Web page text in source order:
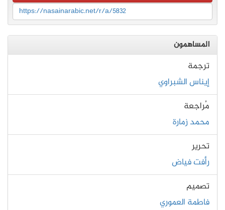
https://nasainarabic.net/r/a/5832
المساهمون
ترجمة
إيناس الشبراوي
مُراجعة
محمد زمارة
تحرير
رأفت فياض
تصميم
فاطمة العموري